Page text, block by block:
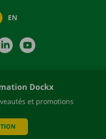
EN
LinkedIn
Dockx
et promotions